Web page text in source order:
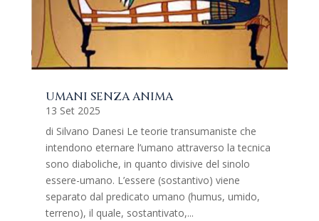
UMANI SENZA ANIMA
13 Set 2025
di Silvano Danesi Le teorie transumaniste che
intendono eternare l’umano attraverso la tecnica
sono diaboliche, in quanto divisive del sinolo
essere-umano. L’essere (sostantivo) viene
separato dal predicato umano (humus, umido,
terreno), il quale, sostantivato,...